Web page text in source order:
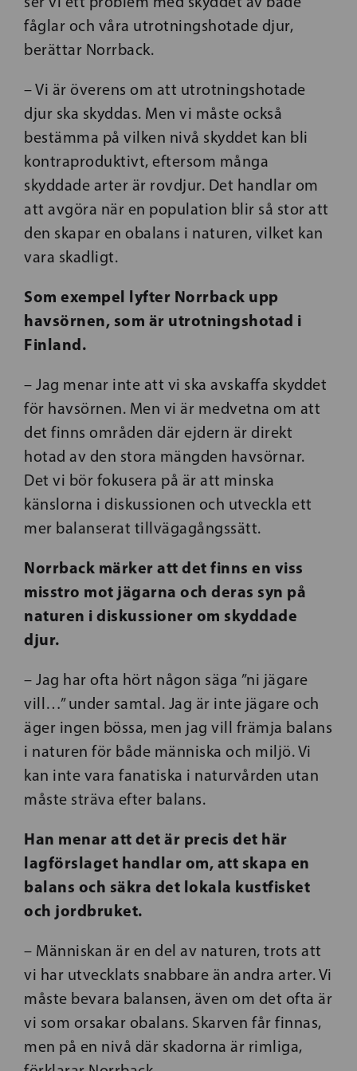
fåglar och våra utrotningshotade djur,
berättar Norrback.
– Vi är överens om att utrotningshotade
djur ska skyddas. Men vi måste också
bestämma på vilken nivå skyddet kan bli
kontraproduktivt, eftersom många
skyddade arter är rovdjur. Det handlar om
att avgöra när en population blir så stor att
den skapar en obalans i naturen, vilket kan
vara skadligt.
Som exempel lyfter Norrback upp
havsörnen, som är utrotningshotad i
Finland.
– Jag menar inte att vi ska avskaffa skyddet
för havsörnen. Men vi är medvetna om att
det finns områden där ejdern är direkt
hotad av den stora mängden havsörnar.
Det vi bör fokusera på är att minska
känslorna i diskussionen och utveckla ett
mer balanserat tillvägagångssätt.
Norrback märker att det finns en viss
misstro mot jägarna och deras syn på
naturen i diskussioner om skyddade
djur.
– Jag har ofta hört någon säga ”ni jägare
vill…” under samtal. Jag är inte jägare och
äger ingen bössa, men jag vill främja balans
i naturen för både människa och miljö. Vi
kan inte vara fanatiska i naturvården utan
måste sträva efter balans.
Han menar att det är precis det här
lagförslaget handlar om, att skapa en
balans och säkra det lokala kustfisket
och jordbruket.
– Människan är en del av naturen, trots att
vi har utvecklats snabbare än andra arter. Vi
måste bevara balansen, även om det ofta är
vi som orsakar obalans. Skarven får finnas,
men på en nivå där skadorna är rimliga,